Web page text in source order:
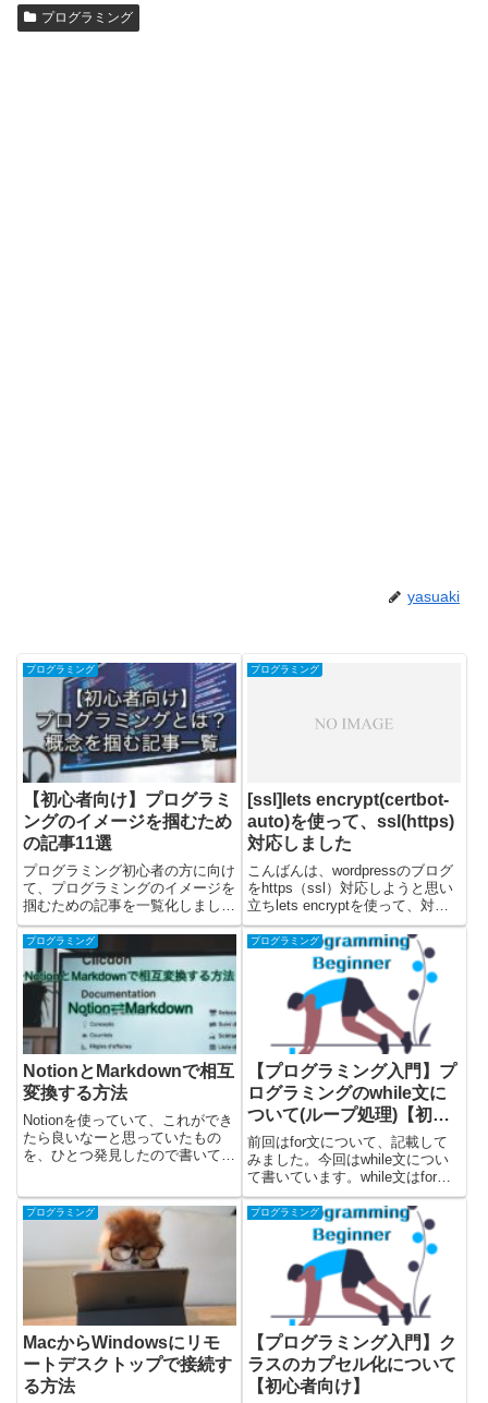
プログラミング
yasuaki
プログラミング
【初心者向け】プログラミ
ングのイメージを掴むため
の記事11選
プログラミング初心者の方に向け
て、プログラミングのイメージを
掴むための記事を一覧化しまし
た。プログラミングの概要の記事
と、プログラムで使う具体的な構
文の内容（言語ごとにあまり変わ
らない要素）を解説しています。
プログラミングについてざっくり
で...
プログラミング
[ssl]lets encrypt(certbot-
auto)を使って、ssl(https)
対応しました
こんばんは、wordpressのブログ
をhttps（ssl）対応しようと思い
立ちlets encryptを使って、対応
してみました。調べてみるとコマ
ンドがいくつか乗っているだけで
簡単にできそうだったのですが、
普通にハマってしまいました😅
プログラミング
NotionとMarkdownで相互
変換する方法
Notionを使っていて、これができ
たら良いなーと思っていたもの
を、ひとつ発見したので書いてみ
NotionのページからMarkdownに
変換するNotionからMark...
プログラミング
【プログラミング入門】プ
ログラミングのwhile文に
ついて(ループ処理)【初心
者向け】
前回はfor文について、記載して
みました。今回はwhile文につい
て書いています。while文はfor文
のようにプログラムの中で繰り返
し(ループ)処理をするための構文
です。こちらではwhile文の概念
を学んだ後に、実際に
javascript...
プログラミング
MacからWindowsにリモ
ートデスクトップで接続す
る方法
プログラミング
【プログラミング入門】ク
ラスのカプセル化について
【初心者向け】